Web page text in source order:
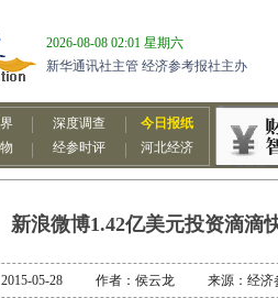
新浪微博1.42亿美元投资滴滴
2015-05-28 作者：侯云龙 来源：经济